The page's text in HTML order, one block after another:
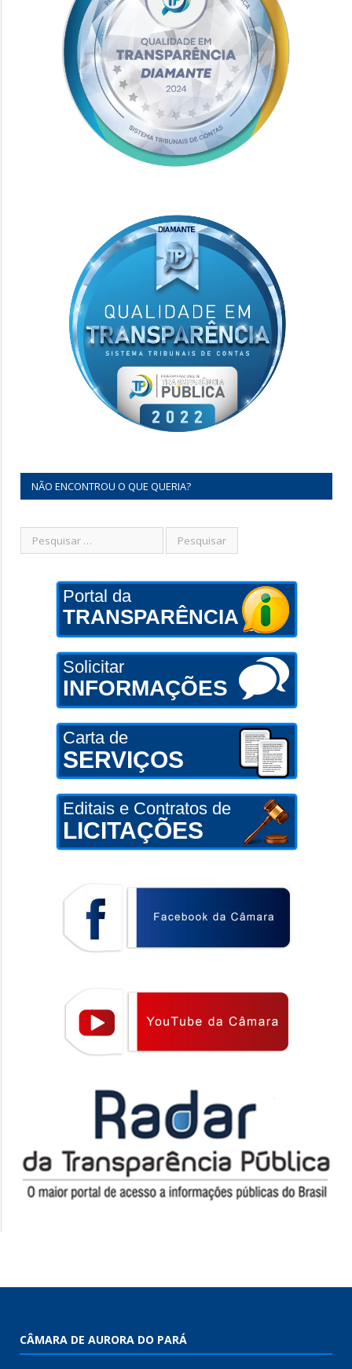
NÃO ENCONTROU O QUE QUERIA?
Portal da
TRANSPARÊNCIA
Solicitar
INFORMAÇÕES
Carta de
SERVIÇOS
Editais e Contratos de
LICITAÇÕES
CÂMARA DE AURORA DO PARÁ